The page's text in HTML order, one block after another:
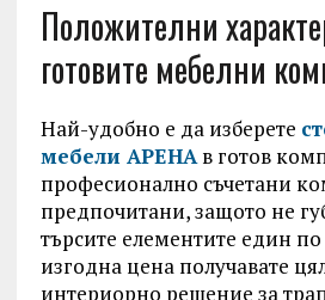
Положителни
готовите мебелни
Най-удобно е да изберете
мебели АРЕНАв готов
професионално съчетани
предпочитани, защото не
търсите елементите един
изгодна цена получавате
интериорно решение за